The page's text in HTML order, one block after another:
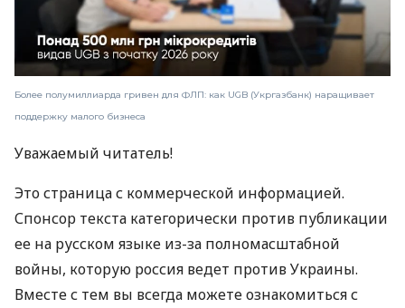
Более полумиллиарда гривен для ФЛП: как UGB (Укргазбанк) наращивает
поддержку малого бизнеса
Уважаемый читатель!
Это страница с коммерческой информацией.
Спонсор текста категорически против публикации
ее на русском языке из-за полномасштабной
войны, которую россия ведет против Украины.
Вместе с тем вы всегда можете ознакомиться с